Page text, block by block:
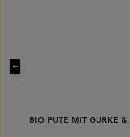
BIO PUTE MIT GURKE &